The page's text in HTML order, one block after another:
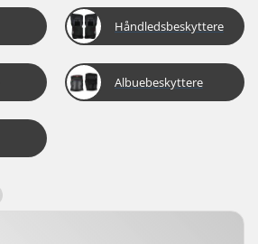
Håndledsbeskyttere
Albuebeskyttere